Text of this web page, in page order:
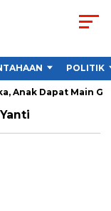
POLITIK
Anak Dapat Main